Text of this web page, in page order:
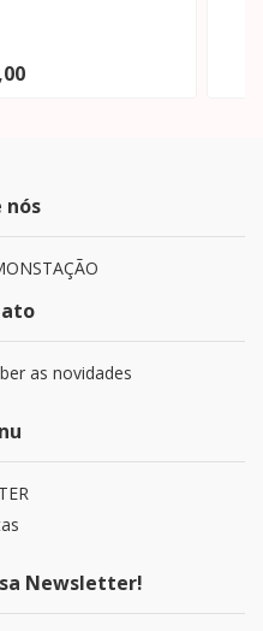
nós
as novidades
Newsletter!